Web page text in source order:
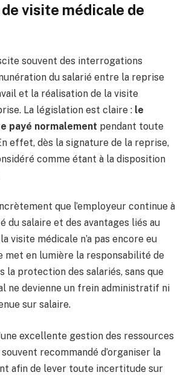
visite médicale de
souvent des interrogations
du salarié entre la reprise
et la réalisation de la visite
La législation est claire : le
payé normalement pendant toute
effet, dès la signature de la reprise,
comme étant à la disposition
que l’employeur continue à
du salaire et des avantages liés au
visite médicale n’a pas encore eu
met en lumière la responsabilité de
la protection des salariés, sans que
ne devienne un frein administratif ni
sur salaire.
excellente gestion des ressources
recommandé d’organiser la
afin de lever toute incertitude sur